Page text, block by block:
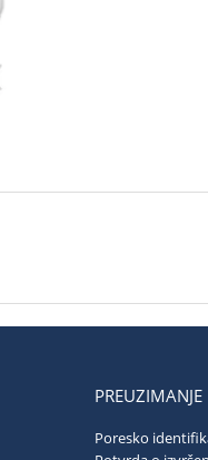
PREUZIMANJE
Poresko